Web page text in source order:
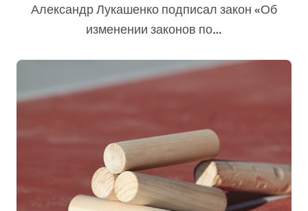
Александр Лукашенко подписал закон «Об
изменении законов по…